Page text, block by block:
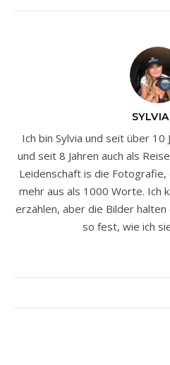
Ich bin Sylvia und seit über
und seit 8 Jahren auch als
Leidenschaft is die
mehr aus als 1000 Worte. Ich
erzählen, aber die Bilder
so fest, wie ich